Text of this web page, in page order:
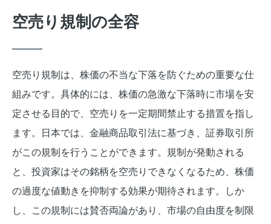
空売り規制の全容
空売り規制は、株価の不当な下落を防ぐための重要な仕
組みです。具体的には、株価の急激な下落時に市場を安
定させる目的で、空売りを一定期間禁止する措置を指し
ます。日本では、金融商品取引法に基づき、証券取引所
がこの規制を行うことができます。規制が発動される
と、投資家はその銘柄を空売りできなくなるため、株価
の過度な値動きを抑制する効果が期待されます。しか
し、この規制には賛否両論があり、市場の自由度を制限